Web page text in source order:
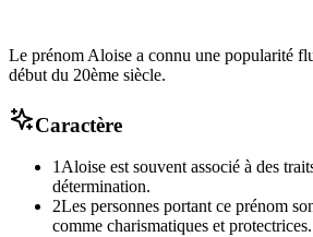
Le prénom Aloise a connu une popularité
début du 20ème siècle.
Caractère
1Aloise est souvent associé à des
détermination.
2Les personnes portant ce prénom
comme charismatiques et protectrices.